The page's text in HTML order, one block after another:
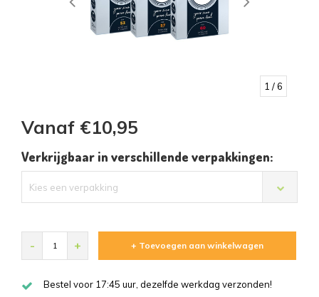
1 / 6
Vanaf €10,95
Verkrijgbaar in verschillende verpakkingen:
Kies een verpakking
- + + Toevoegen aan winkelwagen
Bestel voor 17:45 uur, dezelfde werkdag verzonden!